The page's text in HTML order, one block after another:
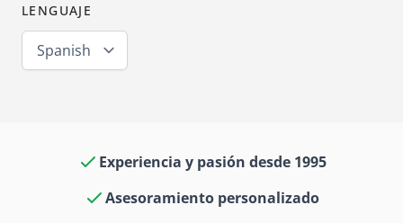
LENGUAJE
Spanish
Experiencia y pasión desde 1995
Asesoramiento personalizado